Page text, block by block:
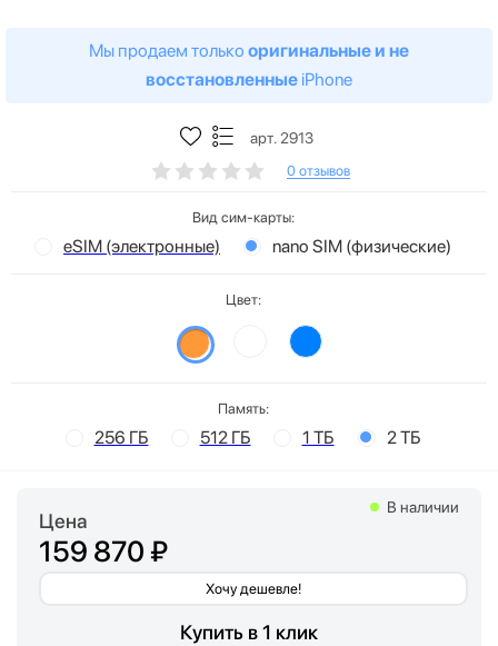
Мы продаем только оригинальные и не
восстановленные iPhone
арт. 2913
0 отзывов
Вид сим-карты:
eSIM (электронные) nano SIM (физические)
Цвет:
Память:
256 ГБ 512 ГБ 1 ТБ 2 ТБ
Цена
159 870 ₽
Хочу дешевле!
В наличии
Купить в 1 клик